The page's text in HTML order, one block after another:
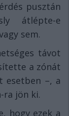
pusztán
átlépte-e
sem.
távot
a zónát
esetben –, a
ra jön ki.
hogy ezek a